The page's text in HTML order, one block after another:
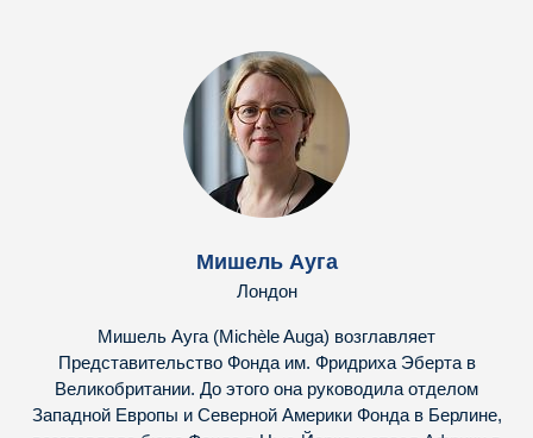
Мишель Ауга
Лондон
Мишель Ауга (Michèle Auga) возглавляет
Представительство Фонда им. Фридриха Эберта в
Великобритании. До этого она руководила отделом
Западной Европы и Северной Америки Фонда в Берлине,